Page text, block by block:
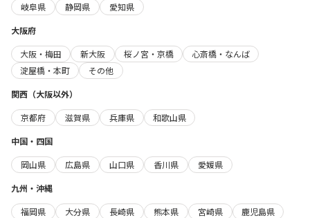
岐阜県
静岡県
愛知県
大阪府
大阪・梅田
新大阪 桜ノ宮・京橋
心斎橋・なんば
淀屋橋・本町
その他
関西（大阪以外）
京都府
滋賀県 兵庫県
和歌山県
中国・四国
岡山県
広島県 山口県 香川県
愛媛県
九州・沖縄
福岡県
大分県 長崎県 熊本県 宮崎県
鹿児島県